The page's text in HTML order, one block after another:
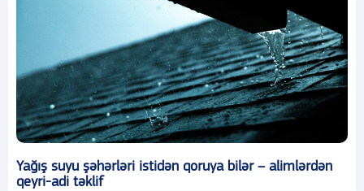
Yağış suyu şəhərləri istidən qoruya bilər – alimlərdən
qeyri-adi təklif